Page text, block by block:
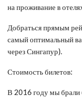
на проживание в
Добраться прямым
самый оптимальный
через Сингапур).
Стоимость билетов:
В 2016 году мы брали